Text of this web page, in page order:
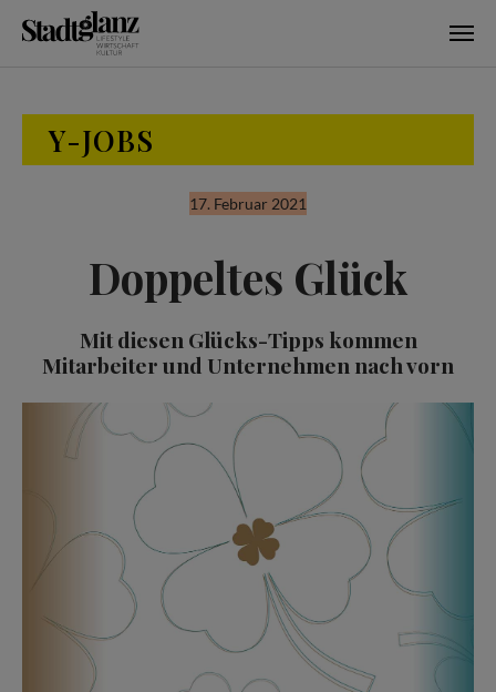
Y-JOBS
17. Februar 2021
Doppeltes Glück
Mit diesen Glücks-Tipps kommen
Mitarbeiter und Unternehmen nach vorn